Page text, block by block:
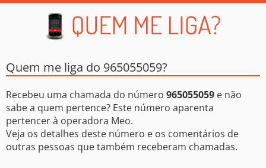
Quem me liga do 965055059?
Recebeu uma chamada do número 965055059 e não
sabe a quem pertence? Este número aparenta
pertencer à operadora Meo.
Veja os detalhes deste número e os comentários de
outras pessoas que também receberam chamadas.